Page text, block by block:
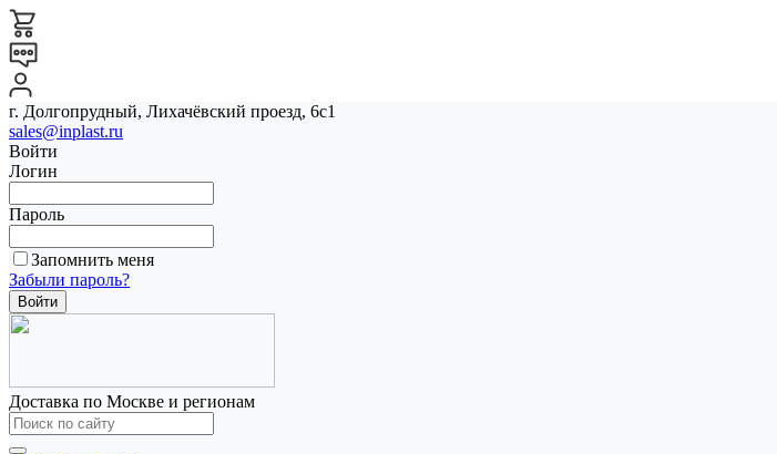
г. Долгопрудный, Лихачёвский проезд, 6с1
sales@inplast.ru
Войти
Логин
Пароль
Запомнить меня
Забыли пароль?
Доставка по Москве и регионам